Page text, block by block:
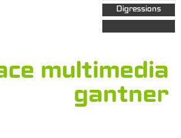
Digressions
multimedia
gantner